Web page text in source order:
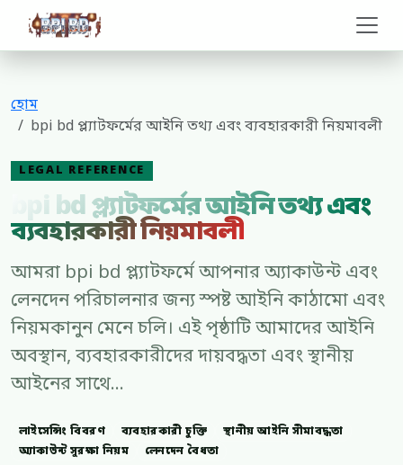
bpi bd
হোম
bpi bd প্ল্যাটফর্মের আইনি তথ্য এবং ব্যবহারকারী নিয়মাবলী
LEGAL REFERENCE
bpi bd প্ল্যাটফর্মের আইনি তথ্য এবং
ব্যবহারকারী নিয়মাবলী
আমরা bpi bd প্ল্যাটফর্মে আপনার অ্যাকাউন্ট এবং
লেনদেন পরিচালনার জন্য স্পষ্ট আইনি কাঠামো এবং
নিয়মকানুন মেনে চলি। এই পৃষ্ঠাটি আমাদের আইনি
অবস্থান, ব্যবহারকারীদের দায়বদ্ধতা এবং স্থানীয়
আইনের সাথে...
লাইসেন্সিং বিবরণ ব্যবহারকারী চুক্তি
স্থানীয় আইনি সীমাবদ্ধতা
অ্যাকাউন্ট সুরক্ষা নিয়ম
লেনদেন বৈধতা